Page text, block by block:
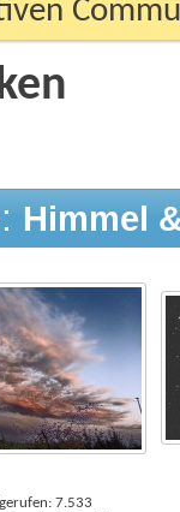
Himmel
7.533